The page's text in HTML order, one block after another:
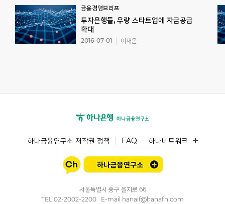
금융경영브리프
투자은행들, 우량 스타트업에 자금공급
확대
2016-07-01 이재은
하나금융연구소 저작권 정책 FAQ 하나네트워크
서울특별시 중구 을지로 66
TEL 02-2002-2200 E-mail hanaif@hanafn.com